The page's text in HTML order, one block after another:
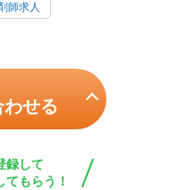
師求人
せる
録して
もらう！